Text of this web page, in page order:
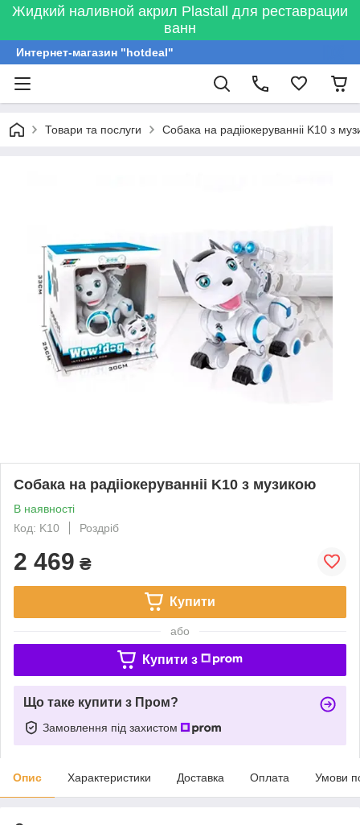
Жидкий наливной акрил Plastall для реставрации
ванн
Интернет-магазин "hotdeal"
Товари та послуги Собака на радііокеруванніі K10 з
Собака на радііокеруванніі K10 з музикою
В наявності
Код: K10
Роздріб
2 469 ₴
Купити
або
Купити з
Що таке купити з Пром?
Замовлення під захистом
Опис Характеристики Доставка Оплата Умови